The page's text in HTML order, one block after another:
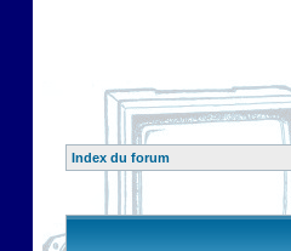
Index du forum